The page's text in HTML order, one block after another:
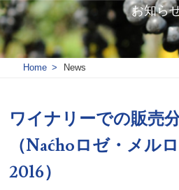
お知ら
Home News
ワイナリーでの販売
（Naćhoロゼ・メル
2016）